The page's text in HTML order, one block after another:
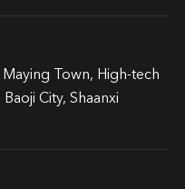
Maying Town, High-tech
City, Shaanxi